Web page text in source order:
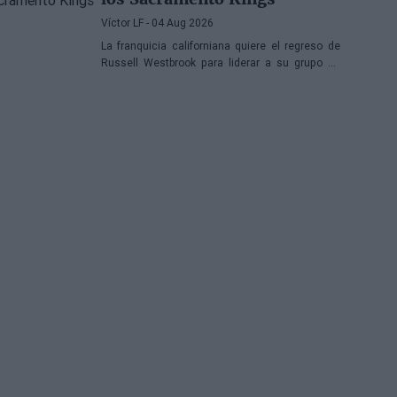
Víctor LF- 04 Aug 2026
La franquicia californiana quiere el regreso de
Russell Westbrook para liderar a su grupo de